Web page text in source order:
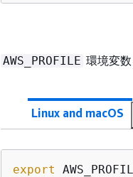
AWS_PROFILE 環境変
Linux and macOS
export